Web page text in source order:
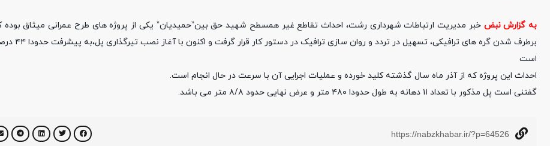
به گزارش نبض خبر مدیریت ارتباطات شهرداری رشت، احداث تقاطع غیر همسطح شهید حق بین”حمیدیان” یکی از پروژه های طرح عمرانی میثاق
برطرف شدن گره های ترافیکی،
است
احداث این پروژه که از آذر ماه سال گذشته کلید خورده و عملیات اجرایی آن با سرعت در حال انجام است.
گفتنی است پل مذکور با تعداد ۱۱ دهانه به طول حدودا ۴۸۰ متر و عرض نهایی حدود ۸/۸ متر می باشد.
https://nabzkhabar.ir/?p=64526